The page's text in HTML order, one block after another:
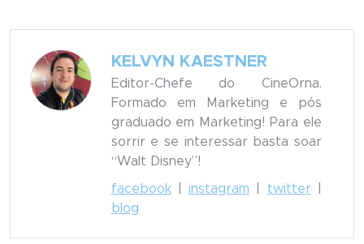
KELVYN KAESTNER
Editor-Chefe do CineOrna.
Formado em Marketing e pós
graduado em Marketing! Para ele
sorrir e se interessar basta soar
“Walt Disney”!
facebook|instagram twitter|
blog